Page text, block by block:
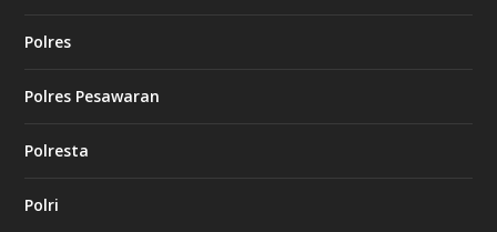
Polres
Polres Pesawaran
Polresta
Polri